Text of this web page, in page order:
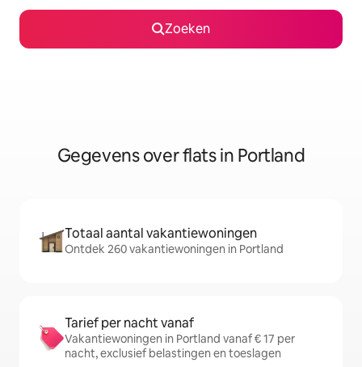
Zoeken
Gegevens over flats in Portland
Totaal aantal vakantiewoningen
Ontdek 260 vakantiewoningen in Portland
Tarief per nacht vanaf
Vakantiewoningen in Portland vanaf € 17 per
nacht, exclusief belastingen en toeslagen